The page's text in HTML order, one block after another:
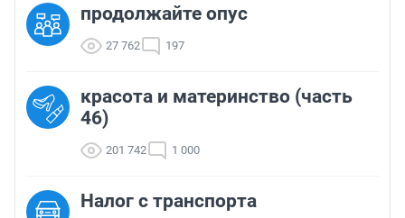
продолжайте опус
27 762 197
красота и материнство (часть
46)
201 742 1 000
Налог с транспорта